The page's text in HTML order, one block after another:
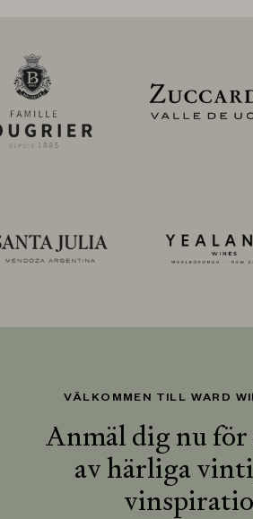
VÄLKOMMEN TILL WARD
Anmäl dig nu
av härliga